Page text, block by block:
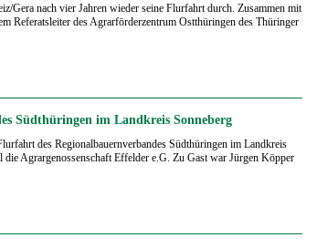
Gera nach vier Jahren wieder seine Flurfahrt durch. Zusammen mit
Referatsleiter des Agrarförderzentrum Ostthüringen des Thüringer
Südthüringen im Landkreis Sonneberg
des Regionalbauernverbandes Südthüringen im Landkreis
die Agrargenossenschaft Effelder e.G. Zu Gast war Jürgen Köpper